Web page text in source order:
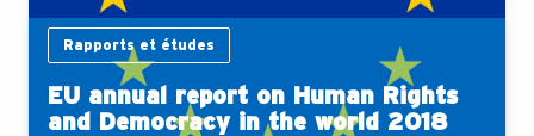
Rapports et études
EU annual report on Human Rights
and Democracy in the world 2018